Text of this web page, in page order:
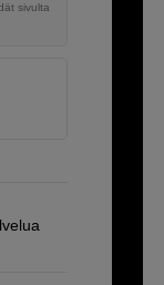
sivulta